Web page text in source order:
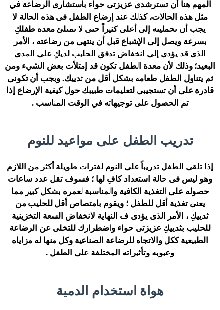
المهم هنا أن تسترشدى عزيزتى حواء باستشارى الرضاعة في
مثل هذه الحالات، كذلك عند إرضاع الطفل فى هذه الحالة لا
يجب أن تحملينه إلى أعلى كثيراً حتى لا تمتلئ معدة طفلكِ
بسرعة ويصل إلى الإشباع قبل أن ينتهى من رضاعته ، الأمر
الذى قد يؤدى إلى انخفاض تدفق الحليب لديكِ على المدى
البعيد؛ وذلك لأن معدة الطفل تكون قد إمتلأت بعض الشيء ومن
ثم يتناول الطفل طعامه بشكل أقل من ثدييك. ويجب أن تكونى
قادرة على أن تستجيبى لتعليمات طبيبك حول كيفية الإرضاع إذا
تم الحصول على توجيهاته في الوقت المناسب .
تدريب الطفل على مواعيد للنوم
إذا تلقى الطفل تدريباً على النوم لفترات طويلة أكثر من اللازم
وهو ليس فى حالة استعداد كافِ لها ؛ فسوف تقل عدد ساعات
حصوله على التغذية الكافية والمناسبة لعمره بشكل كبير مما
يعنى تغذية أقل للطفل ؛ ويقوم بامتصاص أقل للحليب من
ثدييكِ ، الأمر الذى يؤدى ف النهاية لانخفاض السعة التخزينية
للحليب بثدييكِ عزيزتى حواء واضطرارك للتخلى عن الرضاعة
الطبيعية ككل والاتجاه للرضاعة الصناعية وكل منها له مزاياه
وعيوبه وتأثيراته المختلفة على الطفل .
هواة استخدام الدمية